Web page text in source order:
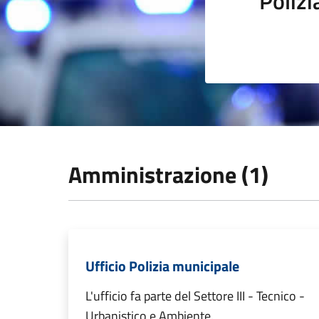
Amministrazione (1)
Ufficio Polizia municipale
L'ufficio fa parte del Settore III - Tecnico -